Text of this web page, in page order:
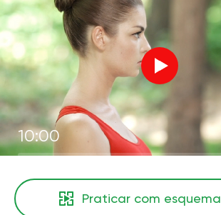
10:00
Praticar com esquema